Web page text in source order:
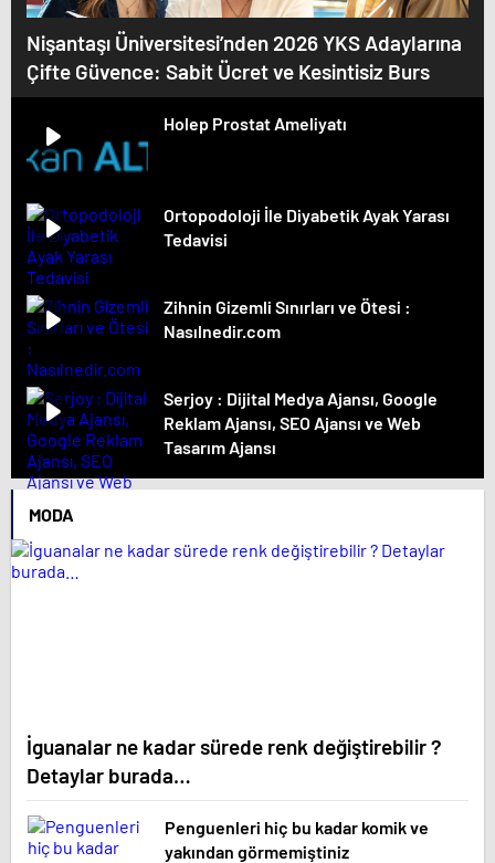
Nişantaşı Üniversitesi’nden 2026 YKS Adaylarına
Çifte Güvence: Sabit Ücret ve Kesintisiz Burs
Holep Prostat Ameliyatı
Ortopodoloji İle Diyabetik Ayak Yarası
Tedavisi
Zihnin Gizemli Sınırları ve Ötesi :
Nasılnedir.com
Serjoy : Dijital Medya Ajansı, Google
Reklam Ajansı, SEO Ajansı ve Web
Tasarım Ajansı
MODA
İguanalar ne kadar sürede renk değiştirebilir ?
Detaylar burada…
Penguenleri hiç bu kadar komik ve
yakından görmemiştiniz